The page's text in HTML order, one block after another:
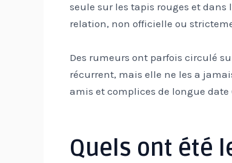
seule sur les tapis rouges et
relation, non officielle ou
Des rumeurs ont parfois circulé
récurrent, mais elle ne les a
amis et complices de longue date
Quels ont été